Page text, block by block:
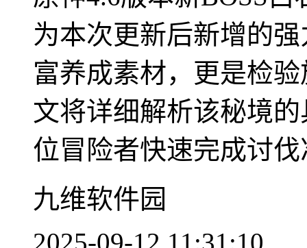
为本次更新后新增的
富养成素材，更是检
文将详细解析该秘境
位冒险者快速完成讨伐
九维软件园